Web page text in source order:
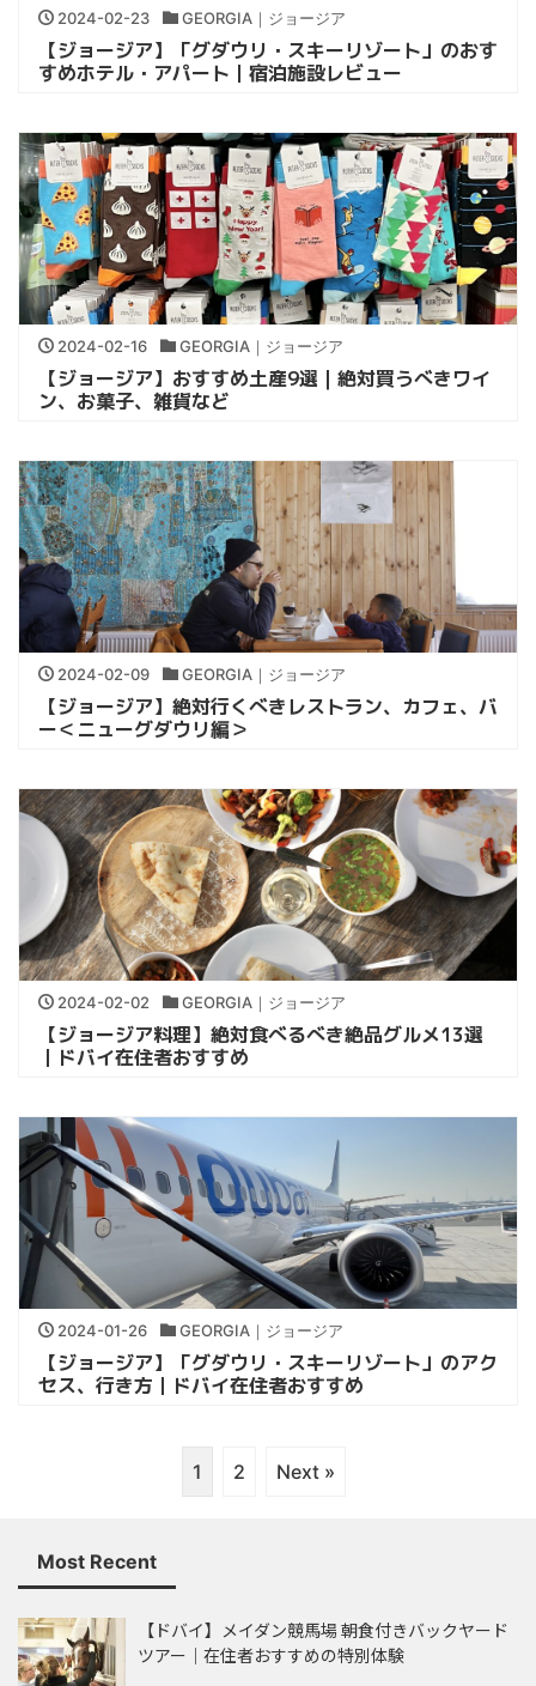
2024-02-23 GEORGIA｜ジョージア
【ジョージア】「グダウリ・スキーリゾート」のおす
すめホテル・アパート｜宿泊施設レビュー
2024-02-16 GEORGIA｜ジョージア
【ジョージア】おすすめ土産9選｜絶対買うべきワイ
ン、お菓子、雑貨など
2024-02-09 GEORGIA｜ジョージア
【ジョージア】絶対行くべきレストラン、カフェ、バ
ー＜ニューグダウリ編＞
2024-02-02 GEORGIA｜ジョージア
【ジョージア料理】絶対食べるべき絶品グルメ13選
｜ドバイ在住者おすすめ
2024-01-26 GEORGIA｜ジョージア
【ジョージア】「グダウリ・スキーリゾート」のアク
セス、行き方｜ドバイ在住者おすすめ
1 2 Next »
Most Recent
【ドバイ】メイダン競馬場 朝食付きバックヤード
ツアー｜在住者おすすめの特別体験